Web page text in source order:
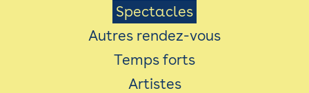
AVEC LES PUBLICS
ACCESSIBILITÉ
LES PRODUCTIONS
Menu
Saison
Spectacles
Autres rendez-vous
Temps forts
Artistes